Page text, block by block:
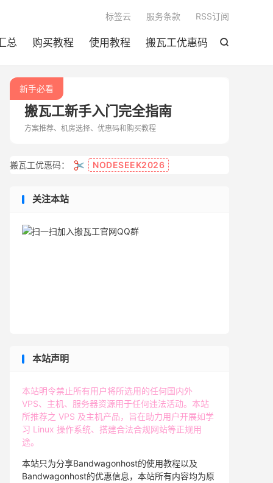

总 购买教程 使用教程 搬瓦工优惠码
标签云 服务条款 RSS订阅
新手必看
搬瓦工新手入门完全指南
方案推荐、机房选择、优惠码和购买教程
搬瓦工优惠码： ✂️ NODESEEK2026
关注本站
本站声明
本站明令禁止所有用户将所选用的任何国内外
VPS、主机、服务器资源用于任何违法活动。本站
所推荐之 VPS 及主机产品，旨在助力用户开展如学
习 Linux 操作系统、搭建合法合规网站等正规用
途。
本站只为分享Bandwagonhost的使用教程以及
Bandwagonhost的优惠信息，本站所有内容均为原